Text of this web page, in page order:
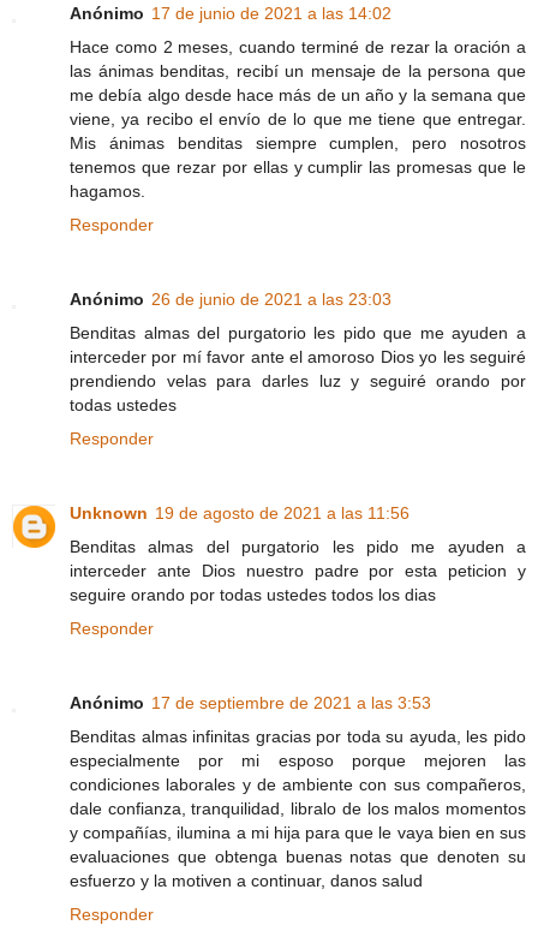
Anónimo 17 de junio de 2021 a las 14:02
Hace como 2 meses, cuando terminé de rezar la oración a
las ánimas benditas, recibí un mensaje de la persona que
me debía algo desde hace más de un año y la semana que
viene, ya recibo el envío de lo que me tiene que entregar.
Mis ánimas benditas siempre cumplen, pero nosotros
tenemos que rezar por ellas y cumplir las promesas que le
hagamos.
Responder
Anónimo 26 de junio de 2021 a las 23:03
Benditas almas del purgatorio les pido que me ayuden a
interceder por mí favor ante el amoroso Dios yo les seguiré
prendiendo velas para darles luz y seguiré orando por
todas ustedes
Responder
Unknown 19 de agosto de 2021 a las 11:56
Benditas almas del purgatorio les pido me ayuden a
interceder ante Dios nuestro padre por esta peticion y
seguire orando por todas ustedes todos los dias
Responder
Anónimo 17 de septiembre de 2021 a las 3:53
Benditas almas infinitas gracias por toda su ayuda, les pido
especialmente por mi esposo porque mejoren las
condiciones laborales y de ambiente con sus compañeros,
dale confianza, tranquilidad, libralo de los malos momentos
y compañías, ilumina a mi hija para que le vaya bien en sus
evaluaciones que obtenga buenas notas que denoten su
esfuerzo y la motiven a continuar, danos salud
Responder